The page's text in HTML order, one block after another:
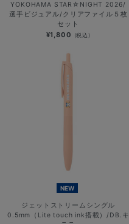
YOKOHAMA STAR☆NIGHT 2026/
選手ビジュアル/クリアファイル５枚
セット
¥1,800 (税込)
NEW
ジェットストリームシングル
0.5mm（Lite touch ink搭載）/DB.キ